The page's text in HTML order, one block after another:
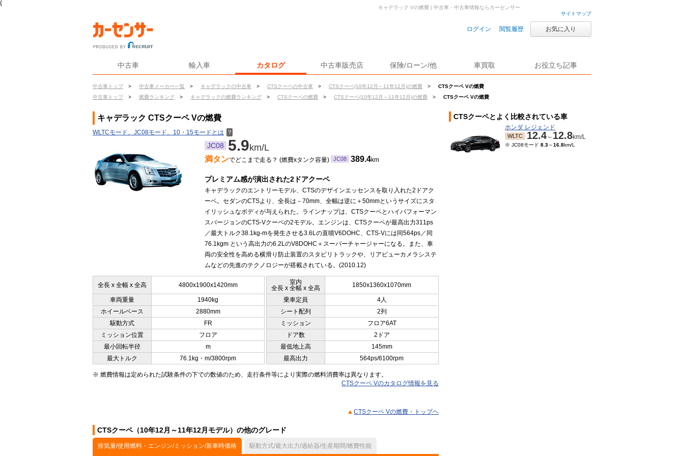
{
サイトマップ
ログイン 閲覧履歴 お気に入り
中古車 輸入車 カタログ 中古車販売店 保険/ローン/他 車買取 お役立ち記事
中古車トップ > 中古車メーカー一覧 > キャデラックの中古車 > CTSクーペの中古車 > CTSクーペ(10年12月～11年12月)の燃費 >
CTSクーペ Vの燃費
中古車トップ
> 燃費ランキング > キャデラックの燃費ランキング > CTSクーペの燃費 > CTSクーペ(10年12月～11年12月)の燃費 > CTSクーペ Vの燃費
キャデラック Vの燃費 | 中古車・中古車情報ならカーセンサー
キャデラック CTSクーペ Vの燃費
WLTCモード、JC08モード、10・15モードとは ？
JC08 5.9km/L
満タンでどこまで走る？ (燃費xタンク容量) JC08 389.4km
プレミアム感が演出された2ドアクーペ
キャデラックのエントリーモデル、CTSのデザインエッセンスを取り入れた2ドアク
ーペ。セダンのCTSより、全長は－70mm、全幅は逆に＋50mmというサイズにスタ
イリッシュなボディが与えられた。ラインナップは、CTSクーペとハイパフォーマン
スバージョンのCTS-Vクーペの2モデル。エンジンは、CTSクーペが最高出力311ps
／最大トルク38.1kg-mを発生させる3.6Lの直噴V6DOHC、CTS-Vには同564ps／同
76.1kgm という高出力の6.2LのV8DOHC＋スーパーチャージャーになる。また、車
両の安全性を高める横滑り防止装置のスタビリトラックや、リアビューカメラシステ
ムなどの先進のテクノロジーが搭載されている。(2010.12)
全長 x 全幅 x 全高 4800x1900x1420mm
室内
全長 x 全幅 x 全高
1850x1360x1070mm
車両重量 1940kg 乗車定員
4人
ホイールベース
2880mm シート配列
2列
駆動方式
FR ミッション
フロア6AT
ミッション位置
フロア ドア数
2ドア
最小回転半径
m 最低地上高
145mm
最大トルク
76.1kg・m/3800rpm 最高出力 564ps/6100rpm
※ 燃費情報は定められた試験条件の下での数値のため、走行条件等により実際の燃料消費率は異なります。
CTSクーペ Vのカタログ情報を見る
CTSクーペ Vの燃費・トップヘ
CTSクーペ（10年12月～11年12月モデル）の他のグレード
排気量/使用燃料・エンジン/ミッション/新車時価格 駆動方式/最大出力/過給器/生産期間/燃費性能
CTSクーペとよく比較されている車
ホンダ レジェンド
WLTC 12.4～ 12.8km/L
※ JC08モード 8.3～16.8km/L